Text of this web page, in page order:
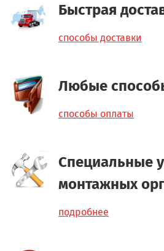
Быстрая
способы доставки
Любые
способы оплаты
Специальные
монтажных
подробнее